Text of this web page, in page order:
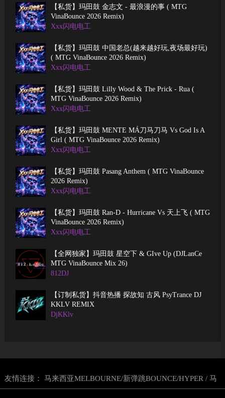
【私货】玛田鼓 金志文 - 最浪漫的事 ( MTG
VinaBounce 2026 Remix)
Xxx闪电电工
【私货】玛田鼓 中国老总(越来越好玩,夜场最好玩)
( MTG VinaBounce 2026 Remix)
Xxx闪电电工
【私货】玛田鼓 Lilly Wood & The Prick - Rua (
MTG VinaBounce 2026 Remix)
Xxx闪电电工
【私货】玛田鼓 MENTE MÁ刀马刀马 Vs God Is A
Girl ( MTG VinaBounce 2026 Remix)
Xxx闪电电工
【私货】玛田鼓 Pasang Anthem ( MTG VinaBounce
2026 Remix)
Xxx闪电电工
【私货】玛田鼓 Ran-D - Hurricane Vs 天上飞 ( MTG
VinaBounce 2026 Remix)
Xxx闪电电工
【全网独家】玛田鼓 星空下 & GIve Up (DJLanCe
MTG VinaBounce Mix 26)
812DJ
【订制私货】抖音热播 探故知 古风 PsyTrance DJ
KKLV REMIX
DjKKlv
友情连接： 马来西亚MELBOURNE/新弹跳BOUNCE/HYPER / 马